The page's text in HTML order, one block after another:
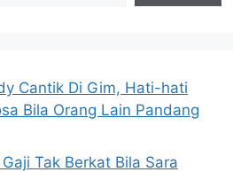
Cantik Di Gim, Hati-hati
Bila Orang Lain Pandang
Tak Berkat Bila Sara